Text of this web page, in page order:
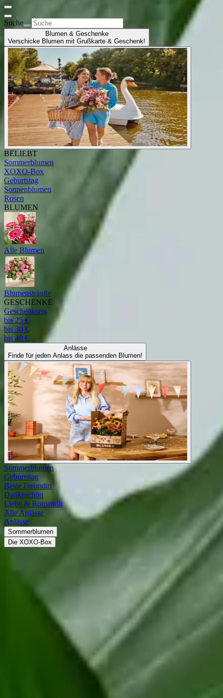
Suche
Blumen & Geschenke
Verschicke Blumen mit Grußkarte & Geschenk!
BELIEBT
Sommerblumen
XOXO-Box
Geburtstag
Sonnenblumen
Rosen
BLUMEN
Alle Blumen
Blumensträuße
GESCHENKE
Geschenksets
bis 25 €
bis 30 €
bis 40 €
Anlässe
Finde für jeden Anlass die passenden Blumen!
Sommerblumen
Geburtstag
Beste Freundin
Dankeschön
Liebe & Romantik
Alle Anlässe
Anlässe
Sommerblumen
Die XOXO-Box
Monstera: Die Mutter der
Zimmerpflanzen
Die Gattung Monstera gehört zur Familie der Aronstabgewächse
(Araceae). Je nach taxonomischer Auffassung gehören zwischen 31
und 60 Arten zur Gattung Monstera, die mit Trivialnamen auch
„Fensterblätter“ heißen. Verbreitet sind sie in Süd- und
Mittelamerika sowie im Süden Mexikos und Floridas. Die Monstera
sind ausdauernde, krautige Kletterpflanzen, die je nach Art eine
Höhe von bis zu 20 Metern erreichen können. Die Blütezeit variiert